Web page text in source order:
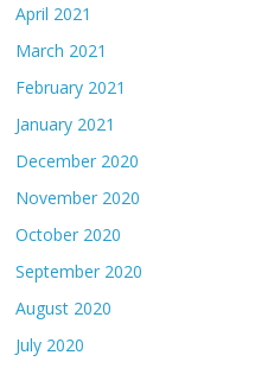
April 2021
March 2021
February 2021
January 2021
December 2020
November 2020
October 2020
September 2020
August 2020
July 2020